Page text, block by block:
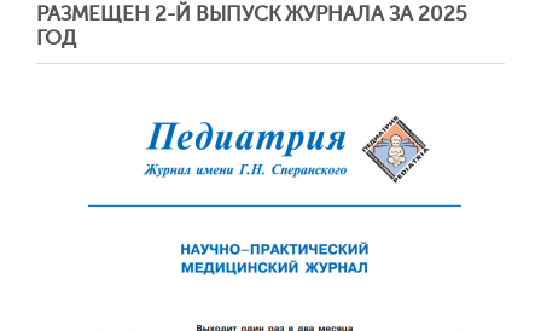
РАЗМЕЩЕН 2-Й ВЫПУСК ЖУРНАЛА ЗА 2025
ГОД